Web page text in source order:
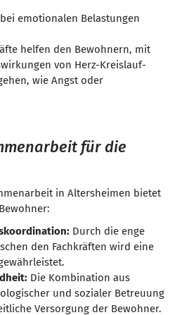
emotionalen Belastungen
helfen den Bewohnern, mit
von Herz-Kreislauf-
wie Angst oder
für die
in Altersheimen bietet
Durch die enge
den Fachkräften wird eine
Die Kombination aus
und sozialer Betreuung
Versorgung der Bewohner.